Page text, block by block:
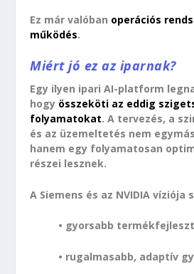
Ez már valóban operációs
működés.
Miért jó ez az iparnak?
Egy ilyen ipari AI-platform
hogy összeköti az eddig
folyamatokat. A tervezés, a
és az üzemeltetés nem
hanem egy folyamatosan
részei lesznek.
A Siemens és az NVIDIA víziója
• gyorsabb
• rugalmasabb, adaptív